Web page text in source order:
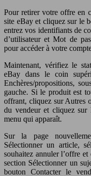
Pour retirer votre offre en
site eBay et cliquez sur le
entrez vos identifiants de
d’utilisateur et Mot de
pour accéder à votre
Maintenant, vérifiez le
eBay dans le coin
Enchères/propositions,
gauche. Si le produit est
offrant, cliquez sur Autres
du vendeur et cliquez sur
menu qui apparaît.
Sur la page
Sélectionner un article,
souhaitez annuler l’offre
section Sélectionner un
bouton Contacter le